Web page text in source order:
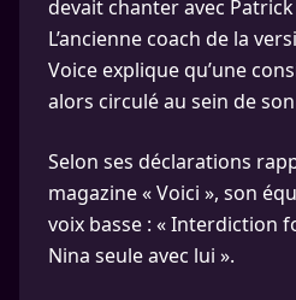
devait chanter avec
L’ancienne coach de la
Voice explique qu’une
alors circulé au sein de
Selon ses déclarations
magazine « Voici », son
voix basse : « Interdiction
Nina seule avec lui ».